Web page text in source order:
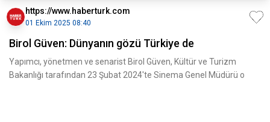
https://www.haberturk.com
01 Ekim 2025 08:40
Birol Güven: Dünyanın gözü Türkiye de
Yapımcı, yönetmen ve senarist Birol Güven, Kültür ve Turizm
Bakanlığı tarafından 23 Şubat 2024'te Sinema Genel Müdürü o